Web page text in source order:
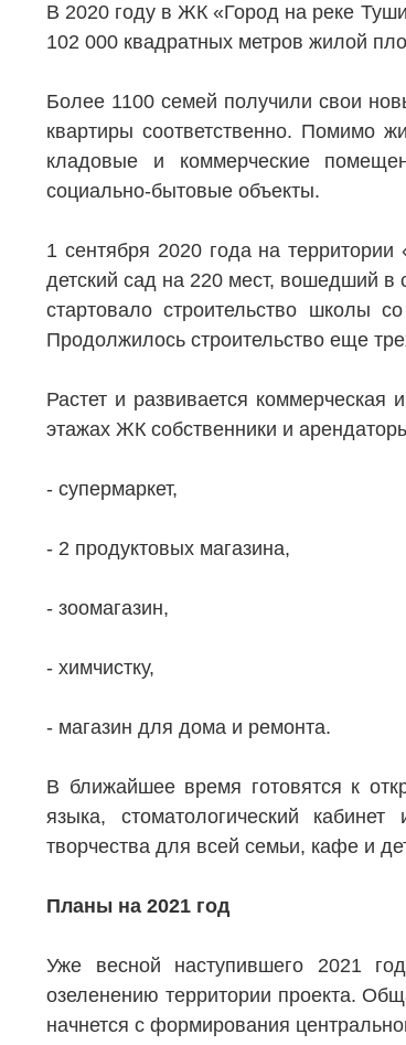
Коммерческая недвижимость
Заявка на подбор квартиры
В 2020 году в ЖК «Город на реке
102 000 квадратных метров жилой
Более 1100 семей получили свои
квартиры соответственно. Помимо
кладовые и коммерческие
социально-бытовые объекты.
1 сентября 2020 года на
детский сад на 220 мест, вошедший
стартовало строительство школы
Продолжилось строительство еще
Растет и развивается
этажах ЖК собственники и
- супермаркет,
- 2 продуктовых магазина,
- зоомагазин,
- химчистку,
- магазин для дома и ремонта.
В ближайшее время готовятся к
языка, стоматологический
творчества для всей семьи, кафе и
Планы на 2021 год
Уже весной наступившего 2021
озеленению территории проекта.
начнется с формирования